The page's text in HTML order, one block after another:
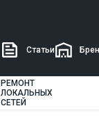
Статьи
РЕМОНТ
ЛОКАЛЬНЫХ
СЕТЕЙ